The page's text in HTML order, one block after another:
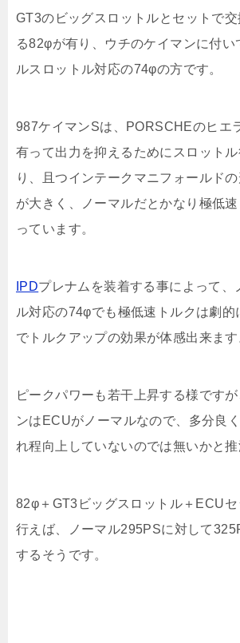
GT3のビッグスロットルとセットで
る82φが有り、ウチのケイマンに付い
ルスロットル対応の74φの方です。
987ケイマンSは、PORSCHEのヒエ
有って出力を抑えるためにスロット
り、且つインテークマニフォールド
が大きく、ノーマルだとかなり極低
っています。
IPDプレナムを装着する事によって、
ル対応の74φでも極低速トルクは劇的
でトルクアップの効果が体感出来ます
ピークパワーも若干上昇する様です
ンはECUがノーマルなので、多分良
れ程向上していないのでは無いかと推
82φ＋GT3ビッグスロットル＋ECU
行えば、ノーマル295PSに対して
するそうです。